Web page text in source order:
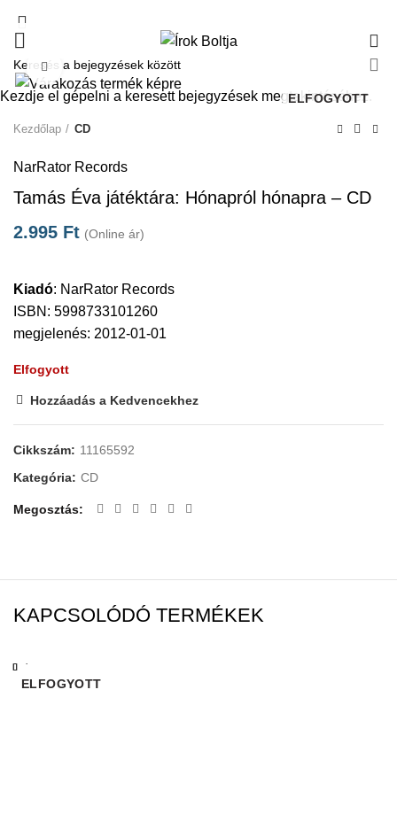
ELFOGYOTT
Click to enlarge
Kezdőlap CD
NarRator Records
Tamás Éva játéktára: Hónapról hónapra – CD
2.995 Ft (Online ár)
Kiadó: NarRator Records
ISBN: 5998733101260
megjelenés: 2012-01-01
Elfogyott
Hozzáadás a Kedvencekhez
Cikkszám: 11165592
Kategória: CD
Megosztás
KAPCSOLÓDÓ TERMÉKEK
ELFOGYOTT
Bezárás
ELFOGYOTT
Bezárás
ELFOGYOTT
Bezárás
ELFOGYOTT
Bezárás
Bezárás
ELFOGYOTT
Bezárás
ELFOGYOTT
Bezárás
ELFOGYOTT
Bezárás
Kezdje el gépelni a keresett bejegyzések megtekintéséhez.